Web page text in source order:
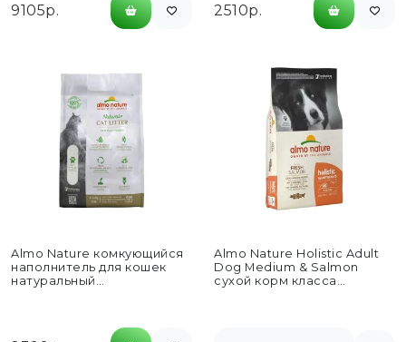
9105р. 2510р.
Almo Nature комкующийся
наполнитель для кошек
натуральный
Almo Nature Holistic Adult
Dog Medium & Salmon
сухой корм класса